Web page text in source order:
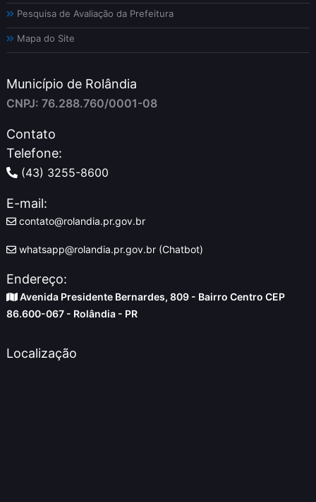
Pesquisa de Avaliação da Prefeitura
Mapa do Site
Município de Rolândia
CNPJ: 76.288.760/0001-08
Contato
Telefone:
(43) 3255-8600
E-mail:
contato@rolandia.pr.gov.br
whatsapp@rolandia.pr.gov.br (Chatbot)
Endereço:
Avenida Presidente Bernardes, 809 - Bairro Centro CEP
86.600-067 - Rolândia - PR
Localização